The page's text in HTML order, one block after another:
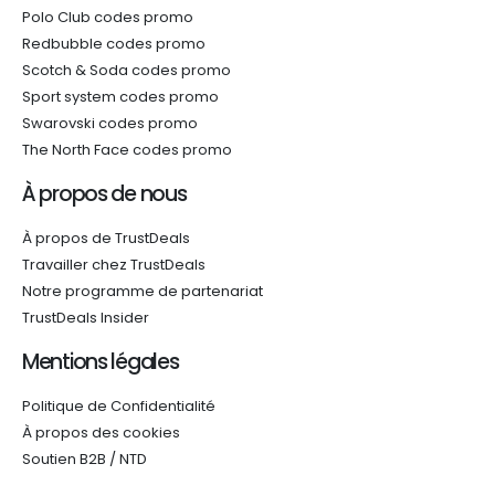
Polo Club codes promo
Redbubble codes promo
Scotch & Soda codes promo
Sport system codes promo
Swarovski codes promo
The North Face codes promo
À propos de nous
À propos de TrustDeals
Travailler chez TrustDeals
Notre programme de partenariat
TrustDeals Insider
Mentions légales
Politique de Confidentialité
À propos des cookies
Soutien B2B / NTD